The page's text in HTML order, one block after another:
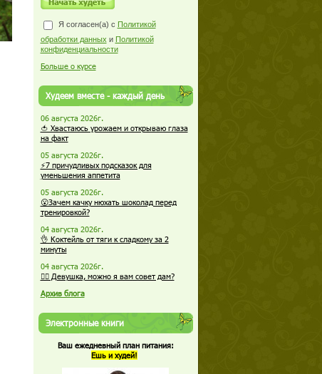
Я согласен(а) с Политикой
обработки данных и Политикой
конфиденциальности
Больше о курсе
Худеем вместе - каждый день
06 августа 2026г.
🍅 Хвастаюсь урожаем и открываю глаза
на факт
05 августа 2026г.
⚡7 причудливых подсказок для
уменьшения аппетита
05 августа 2026г.
😮Зачем качку нюхать шоколад перед
тренировкой?
04 августа 2026г.
👌 Коктейль от тяги к сладкому за 2
минуты
04 августа 2026г.
🏋️‍♀️ Девушка, можно я вам совет дам?
Архив блога
Электронные книги
Ваш ежедневный план питания:
Ешь и худей!